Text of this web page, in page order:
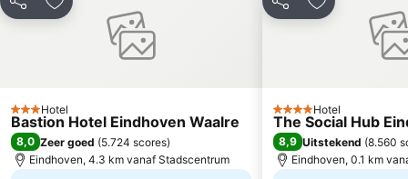
De Gelegenheid
Vierdaagse Nijmegen
Delen Toevoegen aan favorieten
3 Sterren
Hotel
Bastion Hotel Eindhoven Waalre
8,0 Zeer goed (5.724 scores)
Eindhoven, 4.3 km vanaf Stadscentrum
Delen Toevoegen
4 SterrenHotel
The Social Hub
8,9 Uitstekend (8.560
Eindhoven, 0.1 km